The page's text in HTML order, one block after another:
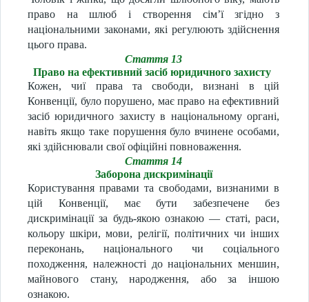
право на шлюб і створення сім’ї згідно з
національними законами, які регулюють здійснення
цього права.
Стаття 13
Право на ефективний засіб юридичного захисту
Кожен, чиї права та свободи, визнані в цій
Конвенції, було порушено, має право на ефективний
засіб юридичного захисту в національному органі,
навіть якщо таке порушення було вчинене особами,
які здійснювали свої офіційні повноваження.
Стаття 14
Заборона дискримінації
Користування правами та свободами, визнаними в
цій Конвенції, має бути забезпечене без
дискримінації за будь-якою ознакою — статі, раси,
кольору шкіри, мови, релігії, політичних чи інших
переконань, національного чи соціального
походження, належності до національних меншин,
майнового стану, народження, або за іншою
ознакою.